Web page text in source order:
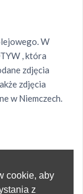
W
, która
zdjęcia
zdjęcia
w Niemczech.
cookie, aby
z